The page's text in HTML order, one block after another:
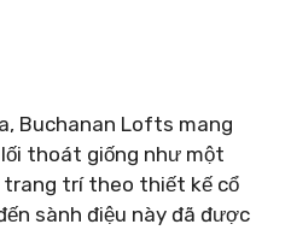
Buchanan Lofts mang
thoát giống như một
trang trí theo thiết kế cổ
sành điệu này đã được